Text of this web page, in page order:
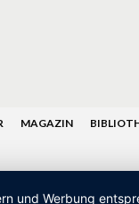
MAGAZIN
und Werbung